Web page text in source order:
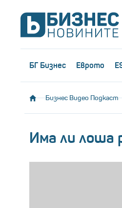
БГ Бизнес Еврото
Бизнес Видео Подкаст
Има ли лоша